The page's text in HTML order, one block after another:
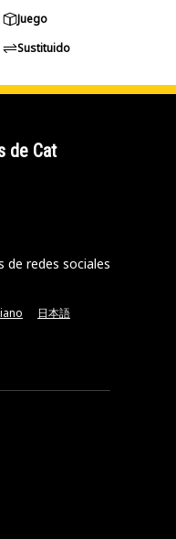
Juego
Sustituido
de Cat
de redes sociales
日本語